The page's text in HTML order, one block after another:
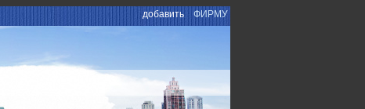
добавить ФИРМУ